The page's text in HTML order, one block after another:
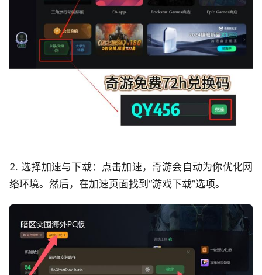
2. 选择加速与下载：点击加速，奇游会自动为你优化网
络环境。然后，在加速页面找到“游戏下载”选项。